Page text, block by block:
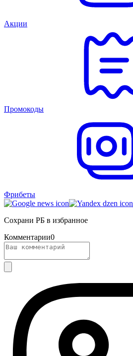
Акции
Промокоды
Фрибеты
Сохрани РБ в избранное
Комментарии0